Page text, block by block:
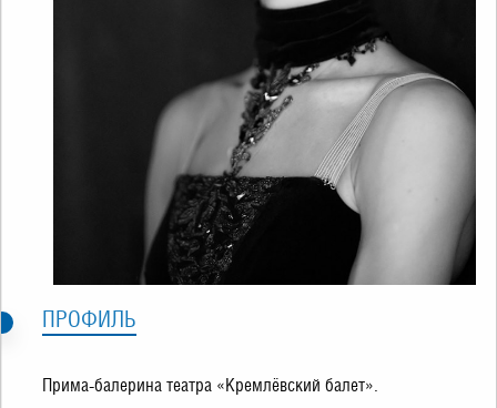
ПРОФИЛЬ
Прима-балерина театра «Кремлёвский балет».